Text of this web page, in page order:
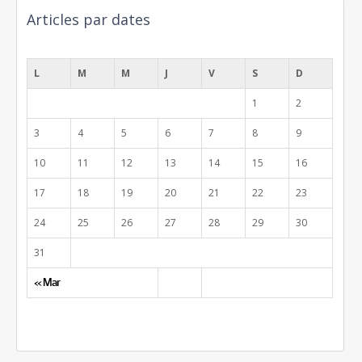
Articles par dates
L M M J V S D
« Mar
1 2
3 4 5 6 7 8 9
10 11 12 13 14 15 16
17 18 19 20 21 22 23
24 25 26 27 28 29 30
31